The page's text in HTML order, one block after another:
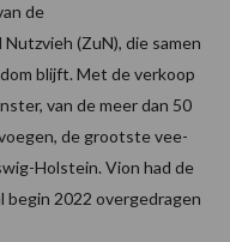
de
(ZuN), die samen
blijft. Met de verkoop
van de meer dan 50
de grootste vee-
Holstein. Vion had de
begin 2022 overgedragen